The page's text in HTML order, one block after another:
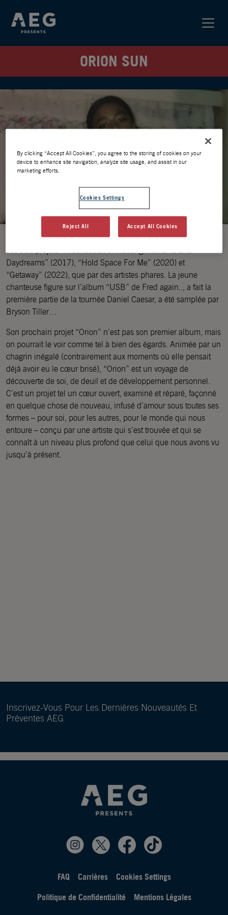
ORION SUN
A 28 ans, Orion Sun est autant acclamée par la critique pour
Daydreams” (2017), “Hold Space For Me” (2020) et
“Getaway” (2022), que par des artistes phares. La jeune
chanteuse figure sur l’album “USB” de Fred again.., a fait la
première partie de la tournée Daniel Caesar, a été samplée par
Bryson Tiller…
Son prochain projet “Orion” n’est pas son premier album, mais
on pourrait le voir comme tel à bien des égards. Animée par un
chagrin inégalé (contrairement aux moments où elle pensait
déjà avoir eu le cœur brisé), “Orion” est un voyage de
découverte de soi, de deuil et de développement personnel.
C’est un projet tel un cœur ouvert, examiné et réparé, façonné
en quelque chose de nouveau, infusé d’amour sous toutes ses
formes – pour soi, pour les autres, pour le monde qui nous
entoure – conçu par une artiste qui s’est trouvée et qui se
connaît à un niveau plus profond que celui que nous avons vu
jusqu’à présent.
Inscrivez-Vous Pour Les Dernières Nouveautés Et
Préventes AEG
FAQ Carrières
Cookies Settings
Politique de Confidentialité
Mentions Légales
By clicking “Accept All Cookies”, you agree to the storing of cookies on your
device to enhance site navigation, analyze site usage, and assist in our
marketing efforts.
Cookies Settings
Reject All Accept All Cookies